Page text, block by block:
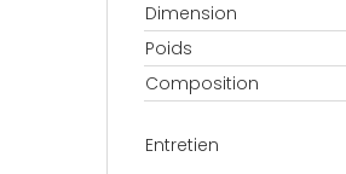
Dimension
Poids
Composition
Entretien